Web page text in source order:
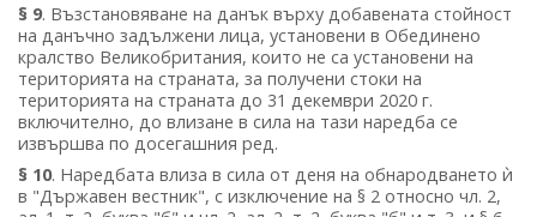
§ 9. Възстановяване на данък върху добавената стойност
на данъчно задължени лица, установени в Обединено
кралство Великобритания, които не са установени на
територията на страната, за получени стоки на
територията на страната до 31 декември 2020 г.
включително, до влизане в сила на тази наредба се
извършва по досегашния ред.
§ 10. Наредбата влиза в сила от деня на обнародването ѝ
в "Държавен вестник", с изключение на § 2 относно чл. 2,